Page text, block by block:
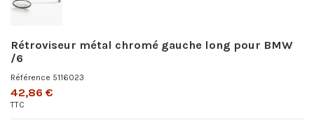
Rétroviseur métal chromé gauche long pour BMW
/6
Référence 5116023
42,86 €
TTC